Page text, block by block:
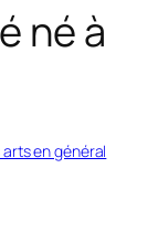
né à
arts en général